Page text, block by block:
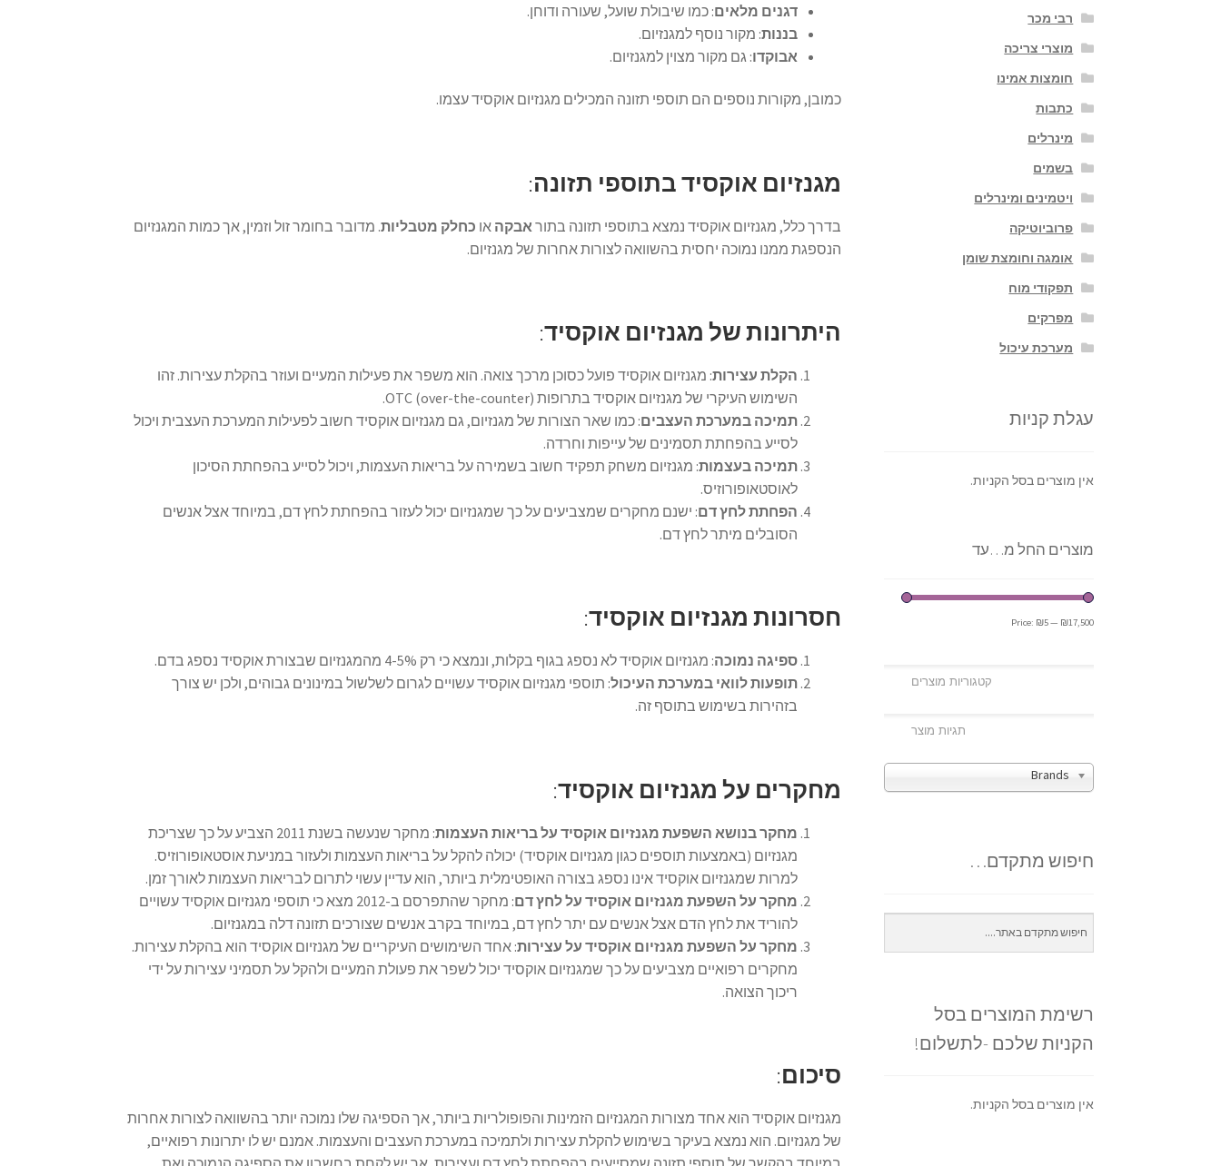
דגנים מלאים: כמו שיבולת שועל, שעורה ודוחן.
בננות: מקור נוסף למגנזיום.
אבוקדו: גם מקור מצוין למגנזיום.
כמובן, מקורות נוספים הם תוספי תזונה המכילים מגנזיום אוקסיד עצמו.
מגנזיום אוקסיד בתוספי תזונה:
בדרך כלל, מגנזיום אוקסיד נמצא בתוספי תזונה בתור אבקה או כחלק מטבליות. מדובר בחומר זול וזמין, אך כמות המגנזיום
הנספגת ממנו נמוכה יחסית בהשוואה לצורות אחרות של מגנזיום.
היתרונות של מגנזיום אוקסיד:
הקלת עצירות: מגנזיום אוקסיד פועל כסוכן מרכך צואה. הוא משפר את פעילות המעיים ועוזר בהקלת עצירות. זהו
השימוש העיקרי של מגנזיום אוקסיד בתרופות OTC (over-the-counter).
תמיכה במערכת העצבים: כמו שאר הצורות של מגנזיום, גם מגנזיום אוקסיד חשוב לפעילות המערכת העצבית ויכול
לסייע בהפחתת תסמינים של עייפות וחרדה.
תמיכה בעצמות: מגנזיום משחק תפקיד חשוב בשמירה על בריאות העצמות, ויכול לסייע בהפחתת הסיכון
לאוסטאופורוזיס.
הפחתת לחץ דם: ישנם מחקרים שמצביעים על כך שמגנזיום יכול לעזור בהפחתת לחץ דם, במיוחד אצל אנשים
הסובלים מיתר לחץ דם.
חסרונות מגנזיום אוקסיד:
ספיגה נמוכה: מגנזיום אוקסיד לא נספג בגוף בקלות, ונמצא כי רק 4-5% מהמגנזיום שבצורת אוקסיד נספג בדם.
תופעות לוואי במערכת העיכול: תוספי מגנזיום אוקסיד עשויים לגרום לשלשול במינונים גבוהים, ולכן יש צורך
בזהירות בשימוש בתוסף זה.
מחקרים על מגנזיום אוקסיד:
מחקר בנושא השפעת מגנזיום אוקסיד על בריאות העצמות
: מחקר שנעשה בשנת 2011 הצביע על כך שצריכת
מגנזיום (באמצעות תוספים כגון מגנזיום אוקסיד) יכולה להקל על בריאות העצמות ולעזור במניעת אוסטאופורוזיס.
למרות שמגנזיום אוקסיד אינו נספג בצורה האופטימלית ביותר, הוא עדיין עשוי לתרום לבריאות העצמות לאורך זמן.
מחקר על השפעת מגנזיום אוקסיד על לחץ דם
: מחקר שהתפרסם ב-2012 מצא כי תוספי מגנזיום אוקסיד עשויים
להוריד את לחץ הדם אצל אנשים עם יתר לחץ דם, במיוחד בקרב אנשים שצורכים תזונה דלה במגנזיום.
מחקר על השפעת מגנזיום אוקסיד על עצירות: אחד השימושים העיקריים של מגנזיום אוקסיד הוא בהקלת עצירות.
מחקרים רפואיים מצביעים על כך שמגנזיום אוקסיד יכול לשפר את פעולת המעיים ולהקל על תסמיני עצירות על ידי
ריכוך הצואה.
סיכום:
מגנזיום אוקסיד הוא אחד מצורות המגנזיום הזמינות והפופולריות ביותר, אך הספיגה שלו נמוכה יותר בהשוואה לצורות אחרות
של מגנזיום. הוא נמצא בעיקר בשימוש להקלת עצירות ולתמיכה במערכת העצבים והעצמות. אמנם יש לו יתרונות רפואיים,
רבי מכר
מוצרי צריכה
חומצות אמינו
כתבות
מינרלים
בשמים
ויטמינים ומינרלים
פרוביוטיקה
אומגה וחומצת שומן
תפקודי מוח
מפרקים
מערכת עיכול
עגלת קניות
אין מוצרים בסל הקניות.
מוצרים החל מ…עד
Price: ₪5— ₪17,500
Brands
חיפוש מתקדם…
רשימת המוצרים בסל
הקניות שלכם -לתשלום!
אין מוצרים בסל הקניות.